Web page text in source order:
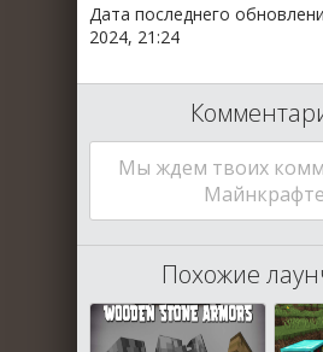
Дата последнего
2024, 21:24
Мы ждем твоих
Похожие